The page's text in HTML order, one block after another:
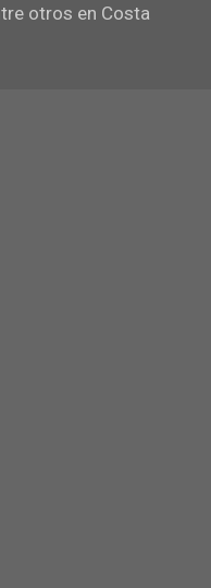
otros en Costa